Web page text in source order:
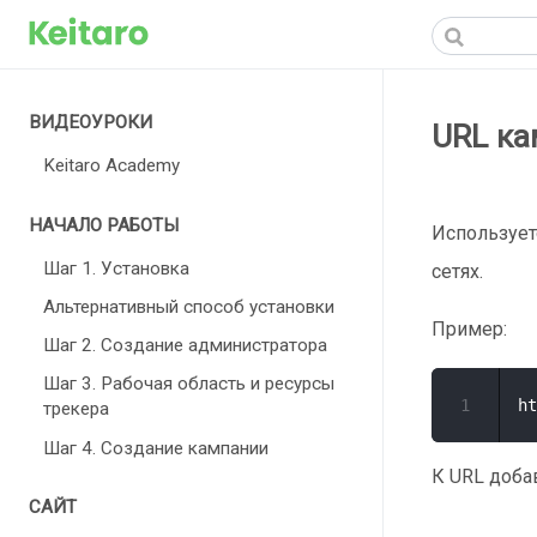
ВИДЕОУРОКИ
Keitaro Academy
НАЧАЛО РАБОТЫ
Шаг 1. Установка
Альтернативный способ установки
Шаг 2. Создание администратора
Шаг 3. Рабочая область и ресурсы
трекера
Шаг 4. Создание кампании
САЙТ
URL
сетях.
Пример:
1
К URL